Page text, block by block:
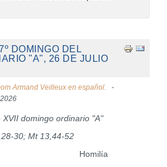
DOMINGO DEL
"A", 26 DE JULIO
Armand Veilleux en español.
domingo ordinario "A"
30; Mt 13,44-52